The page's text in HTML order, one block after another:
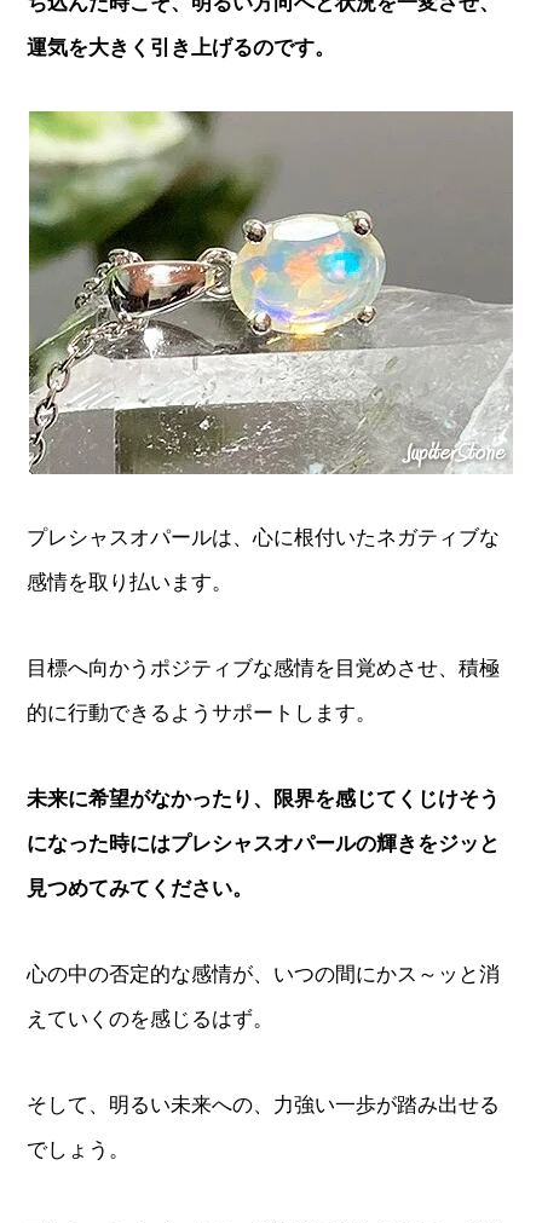
運気を大きく引き上げるのです。
プレシャスオパールは、心に根付いたネガティブな
感情を取り払います。
目標へ向かうポジティブな感情を目覚めさせ、積極
的に行動できるようサポートします。
未来に希望がなかったり、限界を感じてくじけそう
になった時にはプレシャスオパールの輝きをジッと
見つめてみてください。
心の中の否定的な感情が、いつの間にかス～ッと消
えていくのを感じるはず。
そして、明るい未来への、力強い一歩が踏み出せる
でしょう。